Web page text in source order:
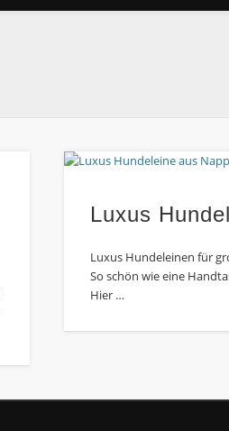
Luxus
Luxus Hundeleinen für
So schön wie eine
Hier …